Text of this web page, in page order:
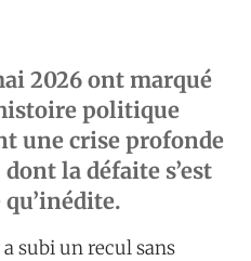
2026 ont marqué
politique
une crise profonde
la défaite s’est
subi un recul sans